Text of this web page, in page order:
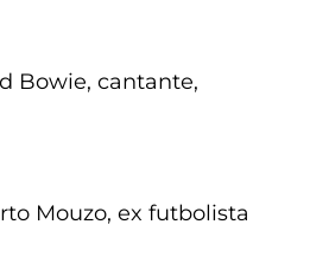
Bowie, cantante,
Mouzo, ex futbolista